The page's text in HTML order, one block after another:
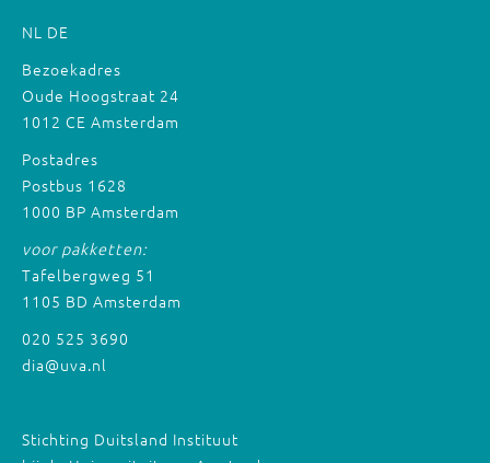
NL DE
Bezoekadres
Oude Hoogstraat 24
1012 CE Amsterdam
Postadres
Postbus 1628
1000 BP Amsterdam
voor pakketten:
Tafelbergweg 51
1105 BD Amsterdam
020 525 3690
dia@uva.nl
Stichting Duitsland Instituut